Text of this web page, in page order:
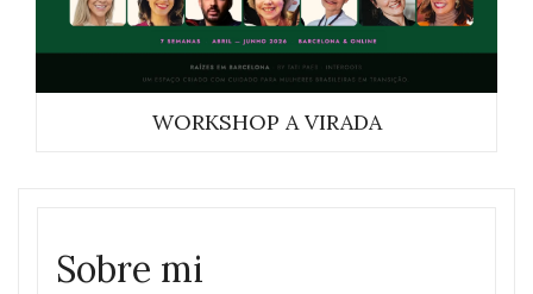
WORKSHOP A VIRADA
Sobre mi